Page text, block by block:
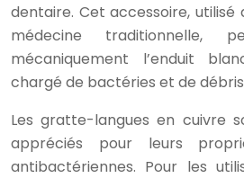
dentaire. Cet accessoire, utilisé
médecine traditionnelle,
mécaniquement l’enduit
chargé de bactéries et de
Les gratte-langues en cuivre
appréciés pour leurs
antibactériennes. Pour les